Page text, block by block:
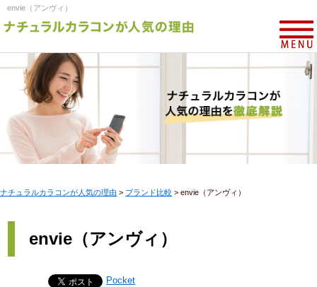
envie（アンヴィ）
ナチュラルカラコンが人気の理由 > ブランド比較 > envie（アンヴィ）
envie（アンヴィ）
Pocket